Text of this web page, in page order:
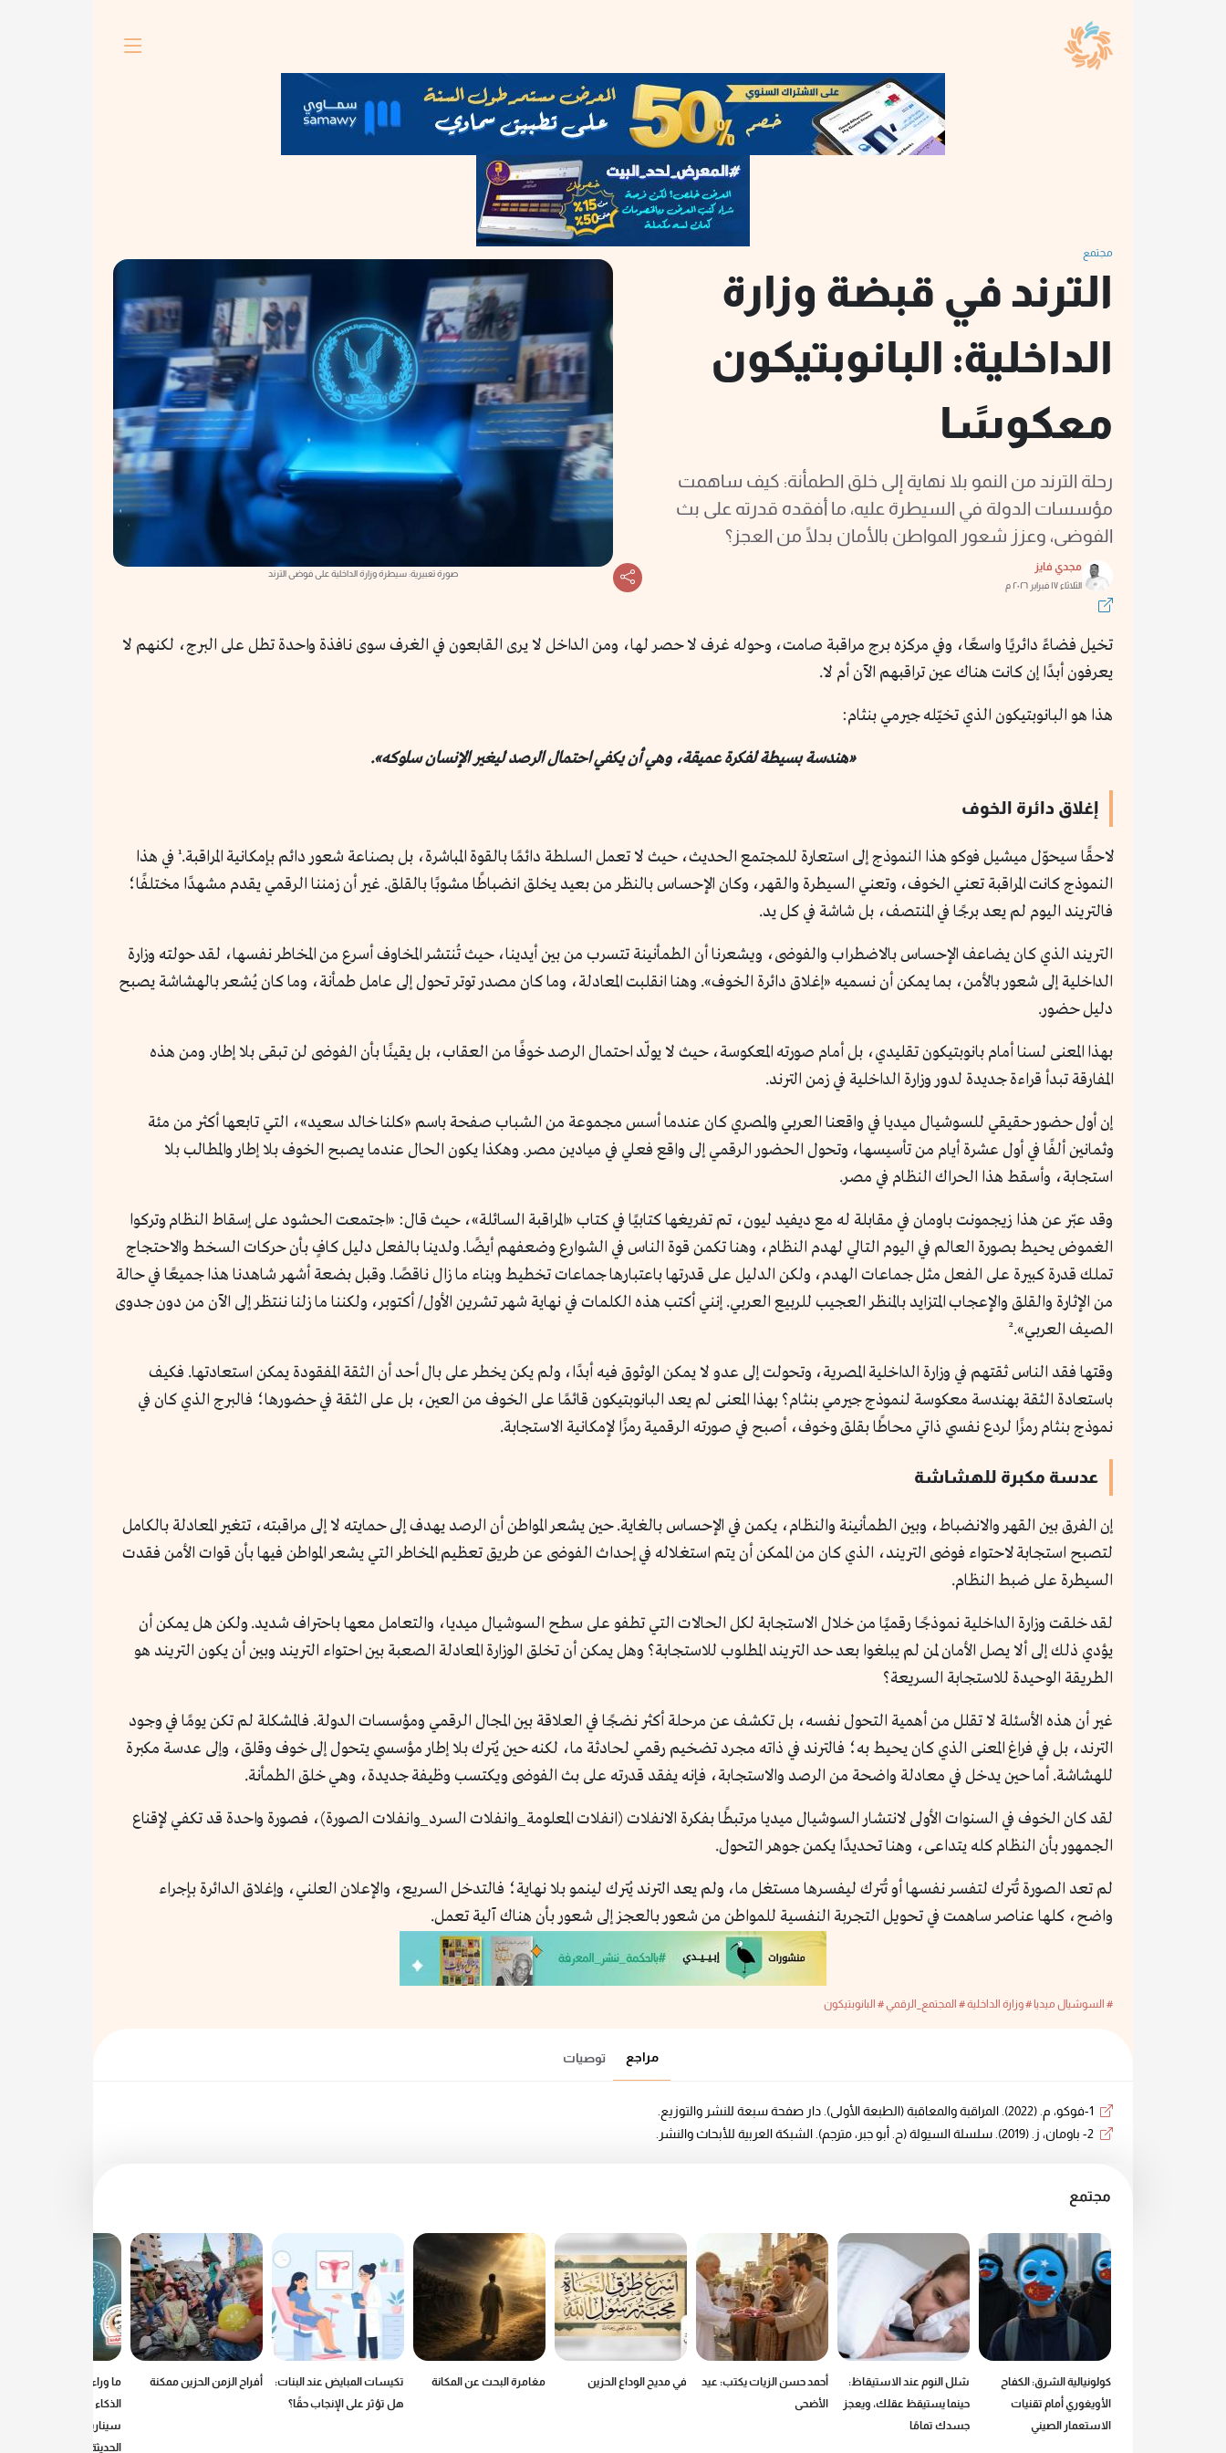
مجتمع
الترند في قبضة وزارة
الداخلية: البانوبتيكون
معكوسًا
رحلة الترند من النمو بلا نهاية إلى خلق الطمأنة: كيف ساهمت
مؤسسات الدولة في السيطرة عليه، ما أفقده قدرته على بث
الفوضى، وعزز شعور المواطن بالأمان بدلًا من العجز؟
مجدي فايز
الثلاثاء ١٧ فبراير ٢٠٢٦ م
صورة تعبيرية: سيطرة وزارة الداخلية على فوضى الترند
تخيل فضاءً دائريًا واسعًا، وفي مركزه برج مراقبة صامت، وحوله غرف لا حصر لها، ومن الداخل لا يرى القابعون في الغرف سوى نافذة واحدة تطل على البرج، لكنهم لا
يعرفون أبدًا إن كانت هناك عين تراقبهم الآن أم لا.
هذا هو البانوبتيكون الذي تخيّله جيرمي بنثام:
«هندسة بسيطة لفكرة عميقة، وهي أن يكفي احتمال الرصد ليغير الإنسان سلوكه».
إغلاق دائرة الخوف
لاحقًا سيحوّل ميشيل فوكو هذا النموذج إلى استعارة للمجتمع الحديث، حيث لا تعمل السلطة دائمًا بالقوة المباشرة، بل بصناعة شعور دائم بإمكانية المراقبة.¹ في هذا
النموذج كانت المراقبة تعني الخوف، وتعني السيطرة والقهر، وكان الإحساس بالنظر من بعيد يخلق انضباطًا مشوبًا بالقلق. غير أن زمننا الرقمي يقدم مشهدًا مختلفًا؛
فالتريند اليوم لم يعد برجًا في المنتصف، بل شاشة في كل يد.
التريند الذي كان يضاعف الإحساس بالاضطراب والفوضى، ويشعرنا أن الطمأنينة تتسرب من بين أيدينا، حيث تُنتشر المخاوف أسرع من المخاطر نفسها، لقد حولته وزارة
الداخلية إلى شعور بالأمن، بما يمكن أن نسميه «إغلاق دائرة الخوف». وهنا انقلبت المعادلة، وما كان مصدر توتر تحول إلى عامل طمأنة، وما كان يُشعر بالهشاشة يصبح
دليل حضور.
بهذا المعنى لسنا أمام بانوبتيكون تقليدي، بل أمام صورته المعكوسة، حيث لا يولّد احتمال الرصد خوفًا من العقاب، بل يقينًا بأن الفوضى لن تبقى بلا إطار. ومن هذه
المفارقة تبدأ قراءة جديدة لدور وزارة الداخلية في زمن الترند.
إن أول حضور حقيقي للسوشيال ميديا في واقعنا العربي والمصري كان عندما أسس مجموعة من الشباب صفحة باسم «كلنا خالد سعيد»، التي تابعها أكثر من مئة
وثمانين ألفًا في أول عشرة أيام من تأسيسها، وتحول الحضور الرقمي إلى واقع فعلي في ميادين مصر. وهكذا يكون الحال عندما يصبح الخوف بلا إطار والمطالب بلا
استجابة، وأسقط هذا الحراك النظام في مصر.
وقد عبّر عن هذا زيجمونت باومان في مقابلة له مع ديفيد ليون، تم تفريغها كتابيًا في كتاب «المراقبة السائلة»، حيث قال: «اجتمعت الحشود على إسقاط النظام وتركوا
الغموض يحيط بصورة العالم في اليوم التالي لهدم النظام، وهنا تكمن قوة الناس في الشوارع وضعفهم أيضًا. ولدينا بالفعل دليل كافٍ بأن حركات السخط والاحتجاج
تملك قدرة كبيرة على الفعل مثل جماعات الهدم، ولكن الدليل على قدرتها باعتبارها جماعات تخطيط وبناء ما زال ناقصًا. وقبل بضعة أشهر شاهدنا هذا جميعًا في حالة
من الإثارة والقلق والإعجاب المتزايد بالمنظر العجيب للربيع العربي. إنني أكتب هذه الكلمات في نهاية شهر تشرين الأول/ أكتوبر، ولكننا ما زلنا ننتظر إلى الآن من دون جدوى
الصيف العربي».²
وقتها فقد الناس ثقتهم في وزارة الداخلية المصرية، وتحولت إلى عدو لا يمكن الوثوق فيه أبدًا، ولم يكن يخطر على بال أحد أن الثقة المفقودة يمكن استعادتها. فكيف
باستعادة الثقة بهندسة معكوسة لنموذج جيرمي بنثام؟ بهذا المعنى لم يعد البانوبتيكون قائمًا على الخوف من العين، بل على الثقة في حضورها؛ فالبرج الذي كان في
نموذج بنثام رمزًا لردع نفسي ذاتي محاطًا بقلق وخوف، أصبح في صورته الرقمية رمزًا لإمكانية الاستجابة.
عدسة مكبرة للهشاشة
إن الفرق بين القهر والانضباط، وبين الطمأنينة والنظام، يكمن في الإحساس بالغاية. حين يشعر المواطن أن الرصد يهدف إلى حمايته لا إلى مراقبته، تتغير المعادلة بالكامل
لتصبح استجابة لاحتواء فوضى التريند، الذي كان من الممكن أن يتم استغلاله في إحداث الفوضى عن طريق تعظيم المخاطر التي يشعر المواطن فيها بأن قوات الأمن فقدت
السيطرة على ضبط النظام.
لقد خلقت وزارة الداخلية نموذجًا رقميًا من خلال الاستجابة لكل الحالات التي تطفو على سطح السوشيال ميديا، والتعامل معها باحتراف شديد. ولكن هل يمكن أن
يؤدي ذلك إلى ألا يصل الأمان لمن لم يبلغوا بعد حد التريند المطلوب للاستجابة؟ وهل يمكن أن تخلق الوزارة المعادلة الصعبة بين احتواء التريند وبين أن يكون التريند هو
الطريقة الوحيدة للاستجابة السريعة؟
غير أن هذه الأسئلة لا تقلل من أهمية التحول نفسه، بل تكشف عن مرحلة أكثر نضجًا في العلاقة بين المجال الرقمي ومؤسسات الدولة. فالمشكلة لم تكن يومًا في وجود
الترند، بل في فراغ المعنى الذي كان يحيط به؛ فالترند في ذاته مجرد تضخيم رقمي لحادثة ما، لكنه حين يُترك بلا إطار مؤسسي يتحول إلى خوف وقلق، وإلى عدسة مكبرة
للهشاشة. أما حين يدخل في معادلة واضحة من الرصد والاستجابة، فإنه يفقد قدرته على بث الفوضى ويكتسب وظيفة جديدة، وهي خلق الطمأنة.
لقد كان الخوف في السنوات الأولى لانتشار السوشيال ميديا مرتبطًا بفكرة الانفلات (انفلات المعلومة_وانفلات السرد_وانفلات الصورة)، فصورة واحدة قد تكفي لإقناع
الجمهور بأن النظام كله يتداعى، وهنا تحديدًا يكمن جوهر التحول.
لم تعد الصورة تُترك لتفسر نفسها أو تُترك ليفسرها مستغل ما، ولم يعد الترند يُترك لينمو بلا نهاية؛ فالتدخل السريع، والإعلان العلني، وإغلاق الدائرة بإجراء
واضح، كلها عناصر ساهمت في تحويل التجربة النفسية للمواطن من شعور بالعجز إلى شعور بأن هناك آلية تعمل.
# السوشيال ميديا # وزارة الداخلية# المجتمع_الرقمي# البانوبتيكون
مراجع توصيات
مجتمع
كولونيالية الشرق: الكفاح
الأويغوري أمام تقنيات
الاستعمار الصيني
شلل النوم عند الاستيقاظ:
حينما يستيقظ عقلك، ويعجز
جسدك تمامًا
أحمد حسن الزيات يكتب: عيد
الأضحى
في مديح الوداع الحزين مغامرة البحث عن المكانة
تكيسات المبايض عند البنات:
هل تؤثر على الإنجاب حقًا؟
أفراح الزمن الحزين ممكنة
ما وراء الرصاص: كيف يكتب
الذكاء الاصطناعي
سيناريوهات الحروب
الحديثة؟